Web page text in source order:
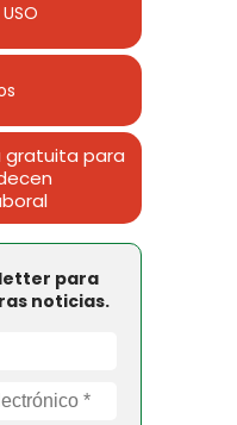
USO
gratuita para
para
noticias.